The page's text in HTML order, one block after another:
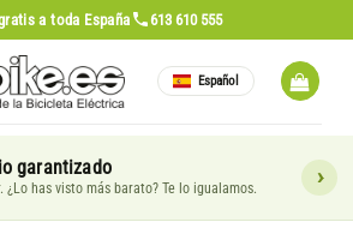
a toda España 613 610 555
Español
garantizado
¿Lo has visto más barato? Te lo igualamos.